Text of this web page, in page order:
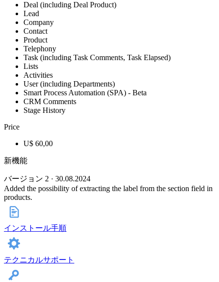
Deal (including Deal Product)
Lead
Company
Contact
Product
Telephony
Task (including Task Comments, Task Elapsed)
Lists
Activities
User (including Departments)
Smart Process Automation (SPA) - Beta
CRM Comments
Stage History
Price
U$ 60,00
新機能
バージョン 2 · 30.08.2024
Added the possibility of extracting the label from the section field in
products.
インストール手順
テクニカルサポート